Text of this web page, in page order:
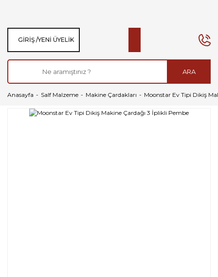
ARA
GIRIŞ /YENI ÜYELIK
Anasayfa Salf Malzeme Makine Çardakları Moonstar Ev Tipi Dikiş